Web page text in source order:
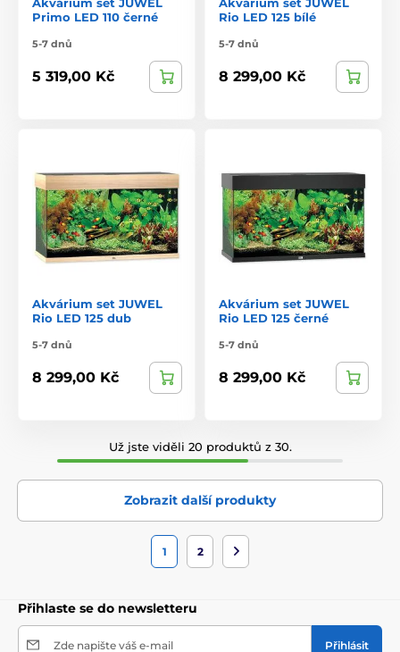
Primo LED 110 černé
5-7 dnů
5 319,00 Kč
Rio LED 125 bílé
5-7 dnů
8 299,00 Kč
Akvárium set JUWEL
Rio LED 125 dub
5-7 dnů
8 299,00 Kč
Akvárium set JUWEL
Rio LED 125 černé
5-7 dnů
8 299,00 Kč
Už jste viděli 20 produktů z 30.
Zobrazit další produkty
1 2
Přihlaste se do newsletteru
Zde napište váš e-mail Přihlásit